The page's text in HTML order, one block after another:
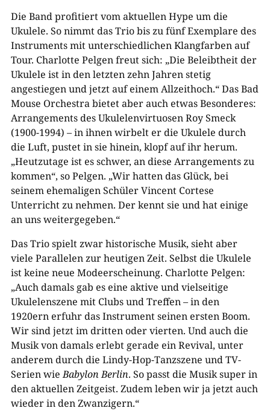
Die Band profitiert vom aktuellen Hype um die
Ukulele. So nimmt das Trio bis zu fünf Exemplare des
Instruments mit unterschiedlichen Klangfarben auf
Tour. Charlotte Pelgen freut sich: „Die Beleibtheit der
Ukulele ist in den letzten zehn Jahren stetig
angestiegen und jetzt auf einem Allzeithoch.“ Das Bad
Mouse Orchestra bietet aber auch etwas Besonderes:
Arrangements des Ukulelenvirtuosen Roy Smeck
(1900-1994) – in ihnen wirbelt er die Ukulele durch
die Luft, pustet in sie hinein, klopf auf ihr herum.
„Heutzutage ist es schwer, an diese Arrangements zu
kommen“, so Pelgen. „Wir hatten das Glück, bei
seinem ehemaligen Schüler Vincent Cortese
Unterricht zu nehmen. Der kennt sie und hat einige
an uns weitergegeben.“
Das Trio spielt zwar historische Musik, sieht aber
viele Parallelen zur heutigen Zeit. Selbst die Ukulele
ist keine neue Modeerscheinung. Charlotte Pelgen:
„Auch damals gab es eine aktive und vielseitige
Ukulelenszene mit Clubs und Treffen – in den
1920ern erfuhr das Instrument seinen ersten Boom.
Wir sind jetzt im dritten oder vierten. Und auch die
Musik von damals erlebt gerade ein Revival, unter
anderem durch die Lindy-Hop-Tanzszene und TV-
Serien wieBabylon Berlin. So passt die Musik super in
den aktuellen Zeitgeist. Zudem leben wir ja jetzt auch
wieder in den Zwanzigern.“